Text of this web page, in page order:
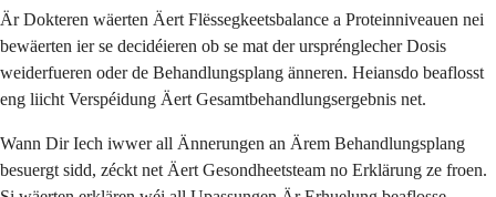
Är Dokteren wäerten Äert Flëssegkeetsbalance a Proteinniveauen nei
bewäerten ier se decidéieren ob se mat der ursprénglecher Dosis
weiderfueren oder de Behandlungsplang änneren. Heiansdo beaflosst
eng liicht Verspéidung Äert Gesamtbehandlungsergebnis net.
Wann Dir Iech iwwer all Ännerungen an Ärem Behandlungsplang
besuergt sidd, zéckt net Äert Gesondheetsteam no Erklärung ze froen.